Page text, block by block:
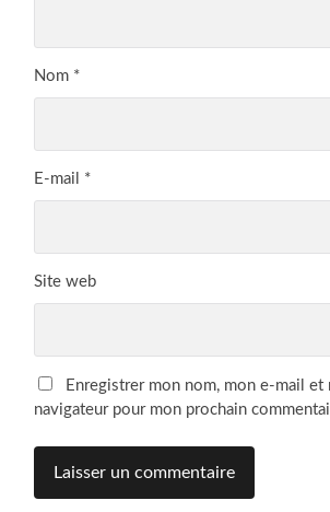
Nom *
E-mail *
Site web
Enregistrer mon nom, mon e-mail et
navigateur pour mon prochain